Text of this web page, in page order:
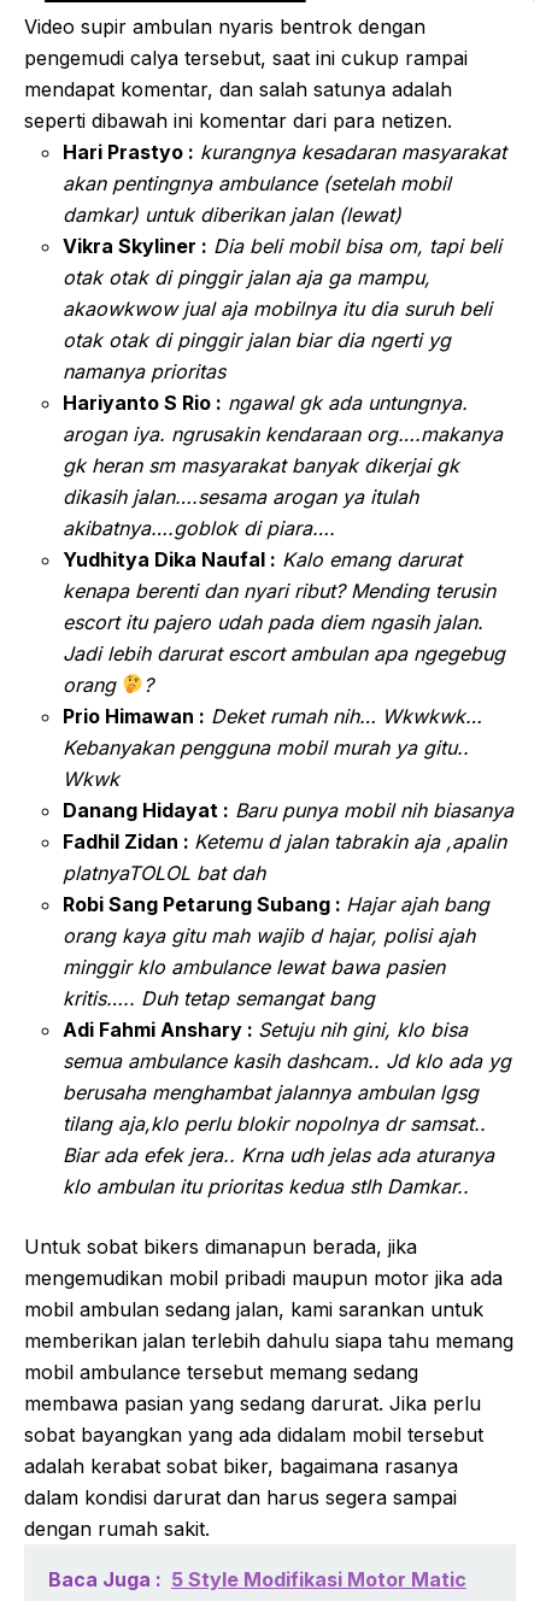
Video supir ambulan nyaris bentrok dengan
pengemudi calya tersebut, saat ini cukup rampai
mendapat komentar, dan salah satunya adalah
seperti dibawah ini komentar dari para netizen.
Hari Prastyo : kurangnya kesadaran masyarakat
akan pentingnya ambulance (setelah mobil
damkar) untuk diberikan jalan (lewat)
Vikra Skyliner : Dia beli mobil bisa om, tapi beli
otak otak di pinggir jalan aja ga mampu,
akaowkwow jual aja mobilnya itu dia suruh beli
otak otak di pinggir jalan biar dia ngerti yg
namanya prioritas
Hariyanto S Rio : ngawal gk ada untungnya.
arogan iya. ngrusakin kendaraan org….makanya
gk heran sm masyarakat banyak dikerjai gk
dikasih jalan….sesama arogan ya itulah
akibatnya….goblok di piara….
Yudhitya Dika Naufal : Kalo emang darurat
kenapa berenti dan nyari ribut? Mending terusin
escort itu pajero udah pada diem ngasih jalan.
Jadi lebih darurat escort ambulan apa ngegebug
orang
?
Prio Himawan : Deket rumah nih… Wkwkwk…
Kebanyakan pengguna mobil murah ya gitu..
Wkwk
Danang Hidayat : Baru punya mobil nih biasanya
Fadhil Zidan : Ketemu d jalan tabrakin aja ,apalin
platnyaTOLOL bat dah
Robi Sang Petarung Subang : Hajar ajah bang
orang kaya gitu mah wajib d hajar, polisi ajah
minggir klo ambulance lewat bawa pasien
kritis….. Duh tetap semangat bang
Adi Fahmi Anshary : Setuju nih gini, klo bisa
semua ambulance kasih dashcam.. Jd klo ada yg
berusaha menghambat jalannya ambulan lgsg
tilang aja,klo perlu blokir nopolnya dr samsat..
Biar ada efek jera.. Krna udh jelas ada aturanya
klo ambulan itu prioritas kedua stlh Damkar..
Untuk sobat bikers dimanapun berada, jika
mengemudikan mobil pribadi maupun motor jika ada
mobil ambulan sedang jalan, kami sarankan untuk
memberikan jalan terlebih dahulu siapa tahu memang
mobil ambulance tersebut memang sedang
membawa pasian yang sedang darurat. Jika perlu
sobat bayangkan yang ada didalam mobil tersebut
adalah kerabat sobat biker, bagaimana rasanya
dalam kondisi darurat dan harus segera sampai
dengan rumah sakit.
Baca Juga : 5 Style Modifikasi Motor Matic